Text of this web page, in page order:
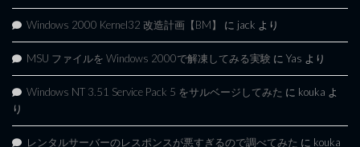
Windows 2000 Kernel32 改造計画【BM】 に jack より
MSU ファイルを Windows 2000で解凍してみる実験 に Yas より
Windows NT 3.51 Service Pack 5 をサルベージしてみた に kouka よ
り
レンタルサーバーのレスポンスが悪すぎるので調べてみた に kouka